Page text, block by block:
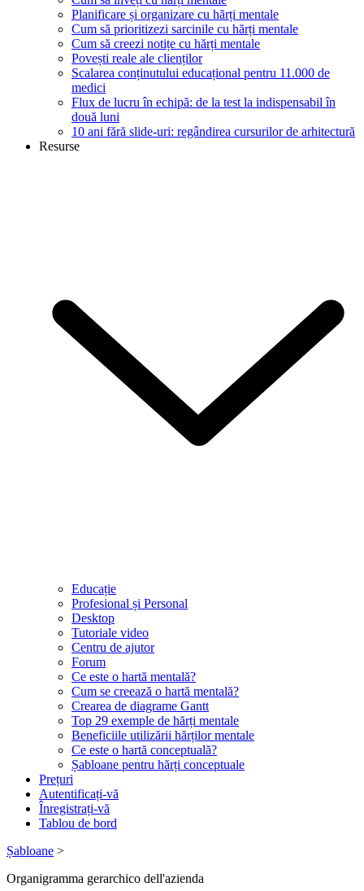
Planificare și organizare cu hărți mentale
Cum să prioritizezi sarcinile cu hărți mentale
Cum să creezi notițe cu hărți mentale
Povești reale ale clienților
Scalarea conținutului educațional pentru 11.000 de
medici
Flux de lucru în echipă: de la test la indispensabil în
două luni
10 ani fără slide-uri: regândirea cursurilor de arhitectură
Resurse
Educație
Profesional și Personal
Desktop
Tutoriale video
Centru de ajutor
Forum
Ce este o hartă mentală?
Cum se creează o hartă mentală?
Crearea de diagrame Gantt
Top 29 exemple de hărți mentale
Beneficiile utilizării hărților mentale
Ce este o hartă conceptuală?
Șabloane pentru hărți conceptuale
Prețuri
Autentificați-vă
Înregistrați-vă
Tablou de bord
Șabloane >
Organigramma gerarchico dell'azienda